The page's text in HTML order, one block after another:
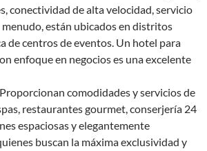
conectividad de alta velocidad, servicio
menudo, están ubicados en distritos
de centros de eventos. Un hotel para
enfoque en negocios es una excelente
Proporcionan comodidades y servicios de
restaurantes gourmet, conserjería 24
espaciosas y elegantemente
buscan la máxima exclusividad y